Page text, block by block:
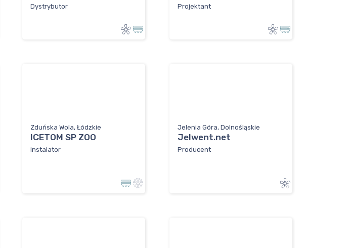
Dystrybutor Projektant
Zduńska Wola, Łódzkie
ICETOM SP ZOO
Instalator
Jelenia Góra, Dolnośląskie
Jelwent.net
Producent